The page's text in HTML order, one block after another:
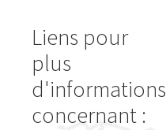
Liens pour
plus
d'informations
concernant :